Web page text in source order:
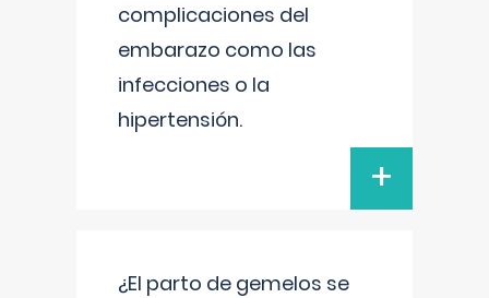
complicaciones del
embarazo como las
infecciones o la
hipertensión.
+
¿El parto de gemelos se